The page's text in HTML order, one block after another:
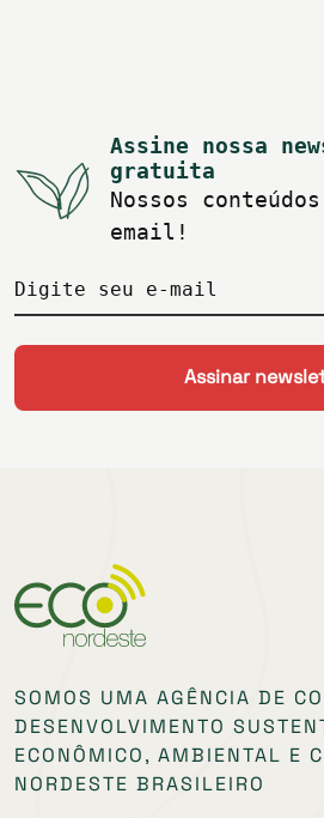
Assine nossa
gratuita
Nossos
email!
Digite seu e-mail
SOMOS UMA AGÊNCIA DE
DESENVOLVIMENTO
ECONÔMICO, AMBIENTAL E
NORDESTE BRASILEIRO